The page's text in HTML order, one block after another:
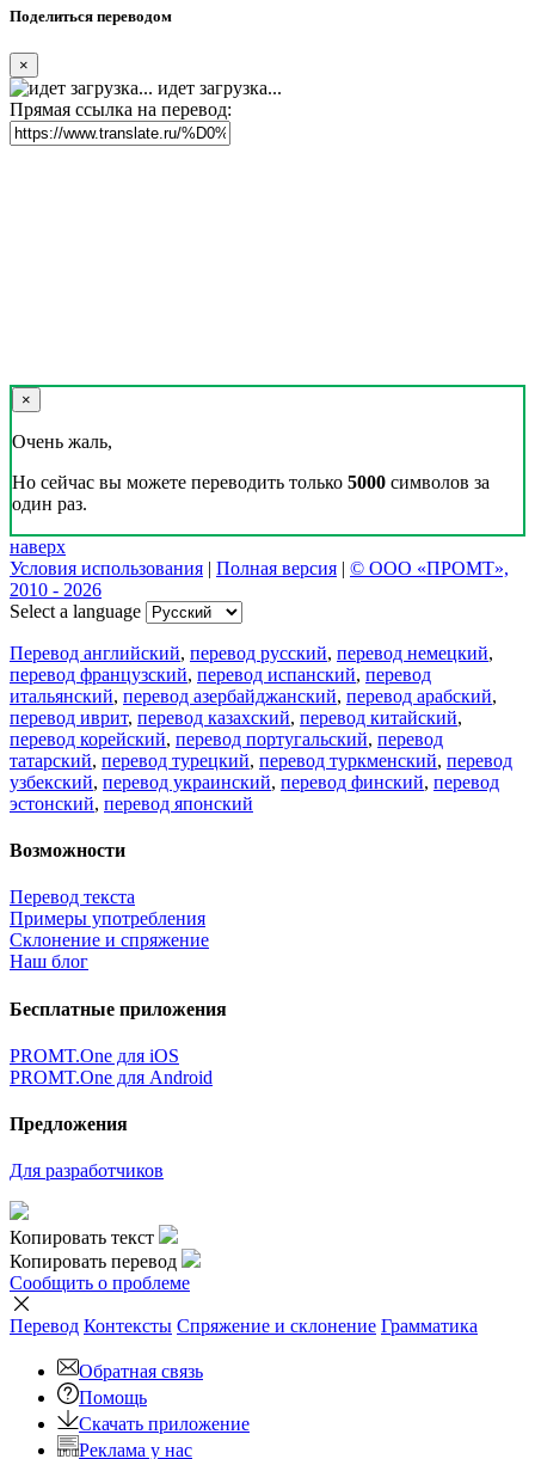
Поделиться переводом
×
идет загрузка...
Прямая ссылка на перевод:
×
Очень жаль,
Но сейчас вы можете переводить только 5000 символов за
один раз.
наверх
Условия использования | Полная версия | © ООО «ПРОМТ»,
2010 - 2026
Select a language
Перевод английский, перевод русский, перевод немецкий,
перевод французский, перевод испанский, перевод
итальянский, перевод азербайджанский, перевод арабский,
перевод иврит, перевод казахский, перевод китайский,
перевод корейский, перевод португальский, перевод
татарский, перевод турецкий, перевод туркменский, перевод
узбекский, перевод украинский, перевод финский, перевод
эстонский, перевод японский
Возможности
Перевод текста
Примеры употребления
Склонение и спряжение
Наш блог
Бесплатные приложения
PROMT.One для iOS
PROMT.One для Android
Предложения
Для разработчиков
Копировать текст
Копировать перевод
Сообщить о проблеме
Перевод Контексты Спряжение и склонение Грамматика
Обратная связь
Помощь
Скачать приложение
Реклама у нас